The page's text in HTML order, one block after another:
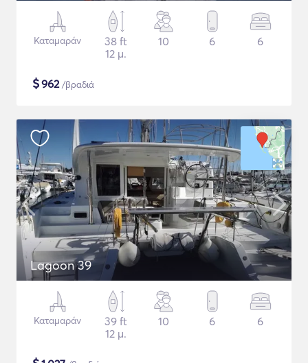
Καταμαράν
38 ft
12 μ.
10 6 6
$962/βραδιά
Lagoon 39
Καταμαράν
39 ft
12 μ.
10 6 6